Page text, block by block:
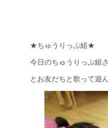
★ちゅうりっぷ組★
今日のちゅうりっぷ組
とお友だちと歌って遊